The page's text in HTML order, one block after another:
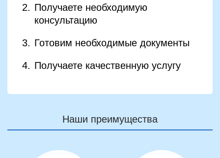
Получаете необходимую
консультацию
Готовим необходимые документы
Получаете качественную услугу
Наши преимущества